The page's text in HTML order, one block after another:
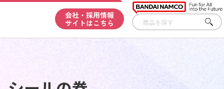
会社・採用情報
サイトはこちら
さが
す